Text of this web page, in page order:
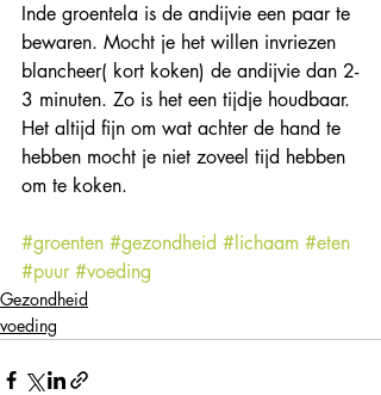
Inde groentela is de andijvie een paar te
bewaren. Mocht je het willen invriezen
blancheer( kort koken) de andijvie dan 2-
3 minuten. Zo is het een tijdje houdbaar.
Het altijd fijn om wat achter de hand te
hebben mocht je niet zoveel tijd hebben
om te koken.
#groenten #gezondheid #lichaam #eten
#puur #voeding
Gezondheid
voeding